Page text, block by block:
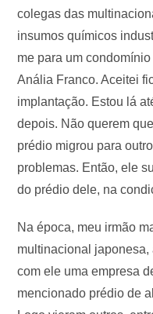
colegas das
insumos químicos
me para um
Anália Franco. Aceitei
implantação. Estou lá
depois. Não querem
prédio migrou para
problemas. Então, ele
do prédio dele, na
Na época, meu irmão
multinacional
com ele uma empresa
mencionado prédio de